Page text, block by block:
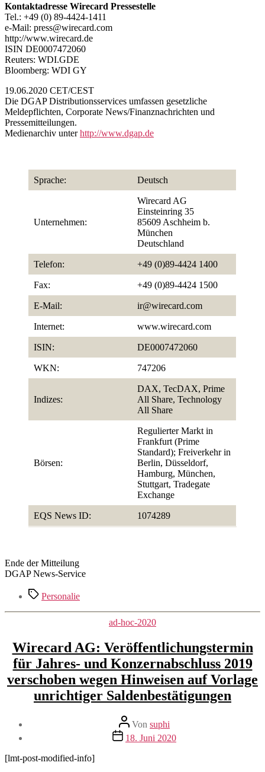
Kontaktadresse Wirecard Pressestelle
Tel.: +49 (0) 89-4424-1411
e-Mail: press@wirecard.com
http://www.wirecard.de
ISIN DE0007472060
Reuters: WDI.GDE
Bloomberg: WDI GY
19.06.2020 CET/CEST
Die DGAP Distributionsservices umfassen gesetzliche
Meldepflichten, Corporate News/Finanznachrichten und
Pressemitteilungen.
Medienarchiv unterhttp://www.dgap.de
Sprache: Deutsch
Unternehmen:
Wirecard AG
Einsteinring 35
85609 Aschheim b.
München
Deutschland
Telefon: +49 (0)89-4424 1400
Fax: +49 (0)89-4424 1500
E-Mail: ir@wirecard.com
Internet: www.wirecard.com
ISIN: DE0007472060
WKN: 747206
Indizes:
DAX, TecDAX, Prime
All Share, Technology
All Share
Börsen:
Regulierter Markt in
Frankfurt (Prime
Standard); Freiverkehr in
Berlin, Düsseldorf,
Hamburg, München,
Stuttgart, Tradegate
Exchange
EQS News ID: 1074289
Ende der Mitteilung
DGAP News-Service
Schlagwörter
Personalie
Kategorien
ad-hoc-2020
Wirecard AG: Veröffentlichungstermin
für Jahres- und Konzernabschluss 2019
verschoben wegen Hinweisen auf Vorlage
unrichtiger Saldenbestätigungen
Beitragsautor
Von suphi
Veröffentlichungsdatum
18. Juni 2020
[lmt-post-modified-info]